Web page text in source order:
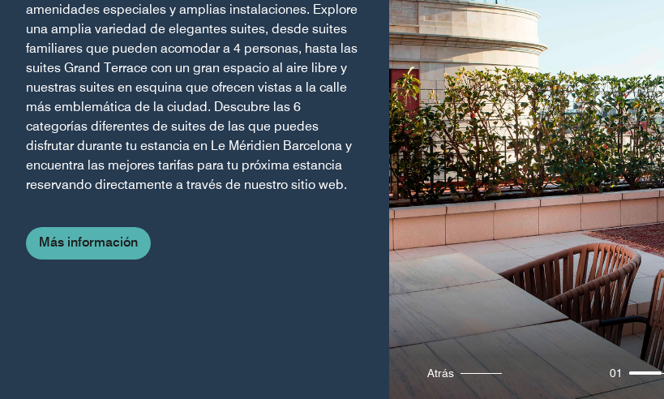
amenidades especiales y amplias instalaciones. Explore
una amplia variedad de elegantes suites, desde suites
familiares que pueden acomodar a 4 personas, hasta las
suites Grand Terrace con un gran espacio al aire libre y
nuestras suites en esquina que ofrecen vistas a la calle
más emblemática de la ciudad. Descubre las 6
categorías diferentes de suites de las que puedes
disfrutar durante tu estancia en Le Méridien Barcelona y
encuentra las mejores tarifas para tu próxima estancia
reservando directamente a través de nuestro sitio web.
Más información
Atrás 01